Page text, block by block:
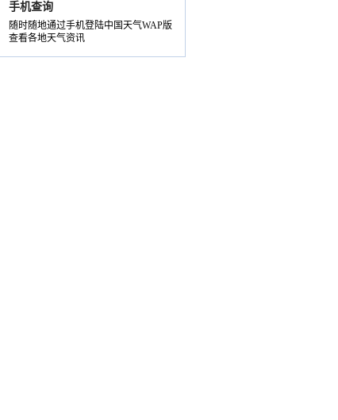
手机查询
随时随地通过手机登陆中国天气WAP版
查看各地天气资讯